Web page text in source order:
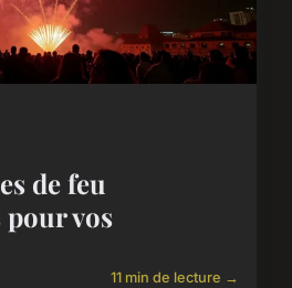
de feu
vos
11 min de lecture →